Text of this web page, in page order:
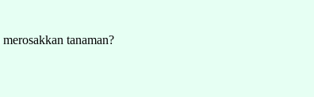
tanaman?